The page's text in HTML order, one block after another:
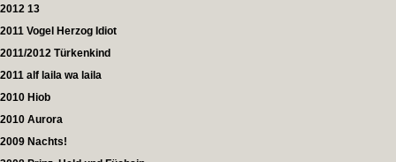
2012 13
2011 Vogel Herzog Idiot
2011/2012 Türkenkind
2011 alf laila wa laila
2010 Hiob
2010 Aurora
2009 Nachts!